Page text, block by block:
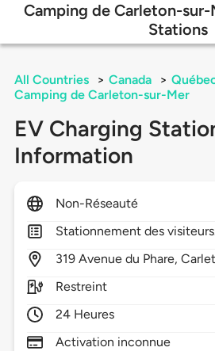
Camping de Carleton-sur-
Stations
All Countries > Canada >
Camping de Carleton-sur-Mer
EV Charging
Information
Non-Réseauté
Stationnement des
319 Avenue du Phare,
Restreint
24 Heures
Activation inconnue